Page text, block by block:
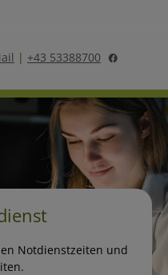
| +43 53388700
Notdienstzeiten und